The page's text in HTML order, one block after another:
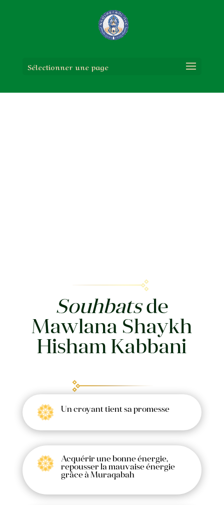
Sélectionner une page
Souhbatsde
Mawlana Shaykh
Hisham Kabbani
Un croyant tient sa promesse
Acquérir une bonne énergie,
repousser la mauvaise énergie
grâce à Muraqabah